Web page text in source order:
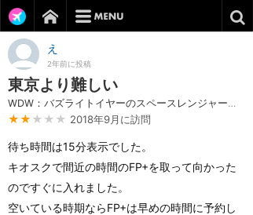
え
2年前に投稿
東京より難しい
WDW：バズライトイヤーのスペースレンジャー・スピン
★★ ★★★ 2018年9月に訪問
待ち時間は15分表示でした。
キオスクで間近の時間のFP+を取って向かった
のですぐに入れました。
空いている時期ならFP+は早めの時間に予約し